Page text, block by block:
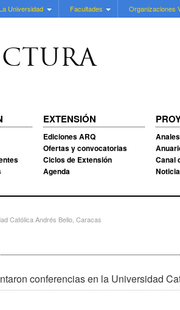
Universidad Facultades Organizaciones
EXTENSIÓN
Ediciones ARQ
Ofertas y convocatorias
Ciclos de Extensión
Agenda
Canal
Católica Andrés Bello, Caracas
conferencias en la Universidad